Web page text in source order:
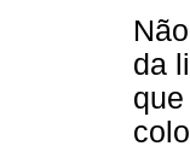
da